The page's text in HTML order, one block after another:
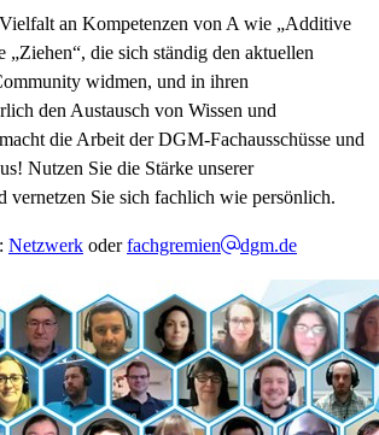
an Kompetenzen von A wie „Additive
„Ziehen“, die sich ständig den aktuellen
widmen, und in ihren
den Austausch von Wissen und
die Arbeit der DGM-Fachausschüsse und
Nutzen Sie die Stärke unserer
vernetzen Sie sich fachlich wie persönlich.
Netzwerk oderfachgremien dgm.de